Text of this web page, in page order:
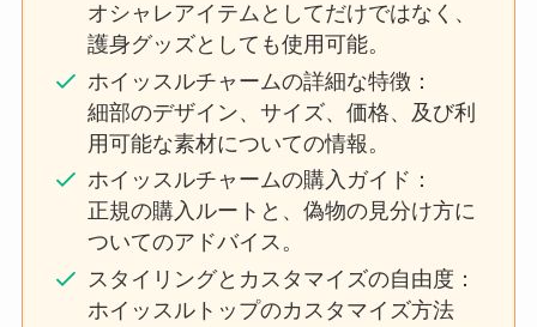
オシャレアイテムとしてだけではなく、
護身グッズとしても使用可能。
ホイッスルチャームの詳細な特徴：
細部のデザイン、サイズ、価格、及び利
用可能な素材についての情報。
ホイッスルチャームの購入ガイド：
正規の購入ルートと、偽物の見分け方に
ついてのアドバイス。
スタイリングとカスタマイズの自由度：
ホイッスルトップのカスタマイズ方法